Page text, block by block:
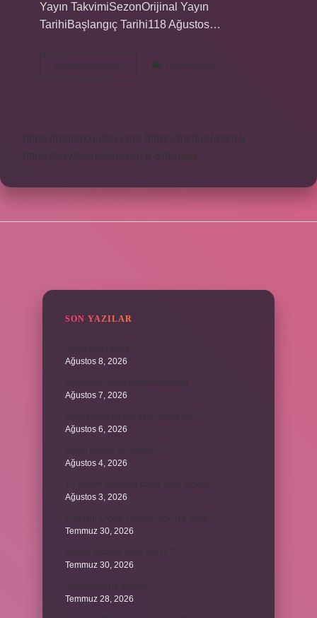
Yayın TakvimiSezonOrijinal Yayın
TarihiBaşlangıç ​​Tarihi118 Ağustos…
Devamını okuyun
Mezarlık
Yorum Bırak
https://motorkulubu.com
https://mcifuar.com.tr
https://saytasinsaat.com.tr
Sitemap
SON YAZILAR
Ağustos 8, 2026
Ağustos 7, 2026
Ağustos 6, 2026
Ağustos 4, 2026
Ağustos 3, 2026
Temmuz 30, 2026
Temmuz 30, 2026
Temmuz 28, 2026